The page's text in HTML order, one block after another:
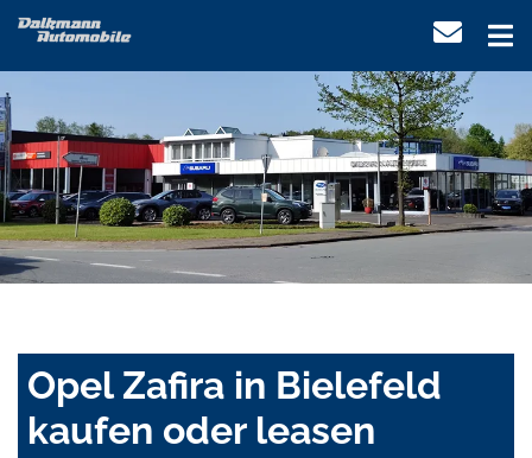
Opel Zafira in Bielefeld
kaufen oder leasen